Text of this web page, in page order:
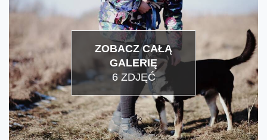
ZOBACZ CAŁĄ
GALERIĘ
6 ZDJĘĆ